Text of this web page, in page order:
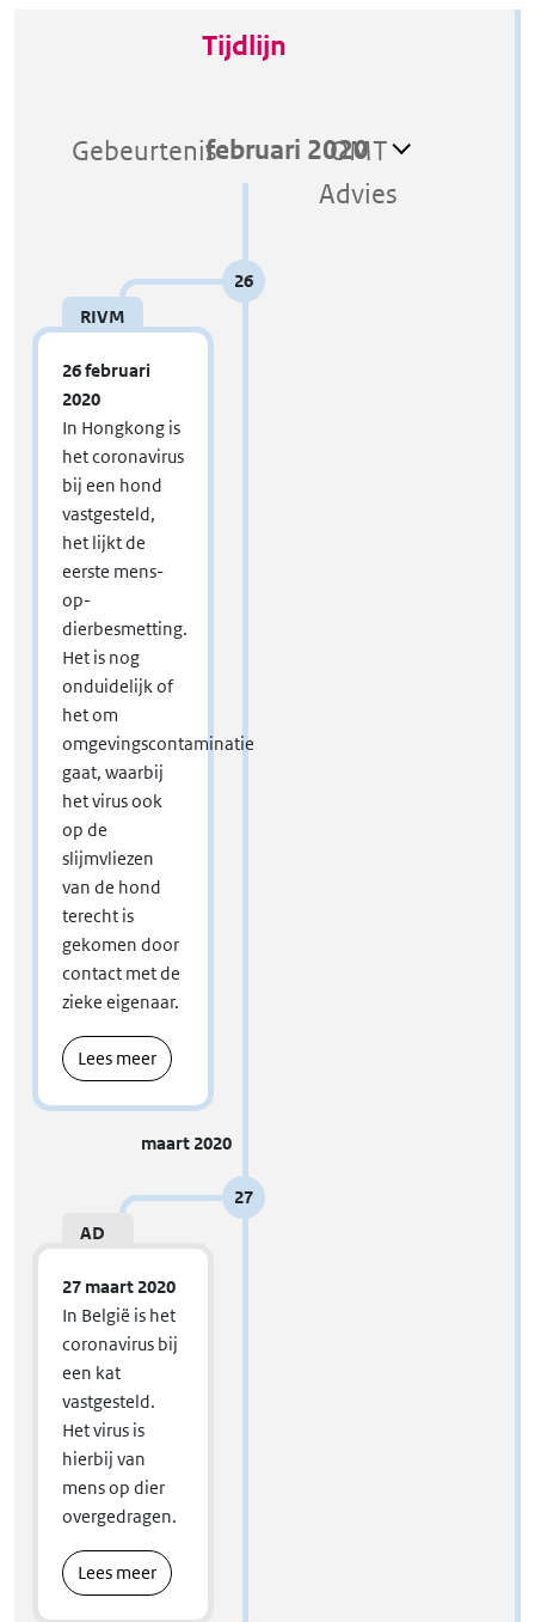
Tijdlijn
Gebeurtenisfebruari 2020
OMT
Advies
26
RIVM
26 februari
2020
In Hongkong is
het coronavirus
bij een hond
vastgesteld,
het lijkt de
eerste mens-
op-
dierbesmetting.
Het is nog
onduidelijk of
het om
omgevingscontaminatie
gaat, waarbij
het virus ook
op de
slijmvliezen
van de hond
terecht is
gekomen door
contact met de
zieke eigenaar.
Lees meer
maart 2020
27
AD
27 maart 2020
In België is het
coronavirus bij
een kat
vastgesteld.
Het virus is
hierbij van
mens op dier
overgedragen.
Lees meer